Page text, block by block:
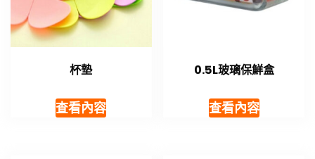
杯墊
查看內容
0.5L玻璃保鮮盒
查看內容